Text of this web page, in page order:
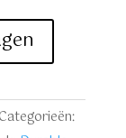
Categorieën: